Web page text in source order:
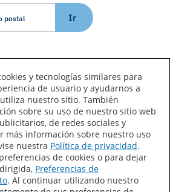
Ir
Mapa del sitio
Privacidad
y tecnologías similares para
de usuario y ayudarnos a
nuestro sitio. También
sobre su uso de nuestro sitio web
de redes sociales y
más información sobre nuestro uso
nuestra Política de privacidad.
de cookies o para dejar
Preferencias de
. Al continuar utilizando nuestro